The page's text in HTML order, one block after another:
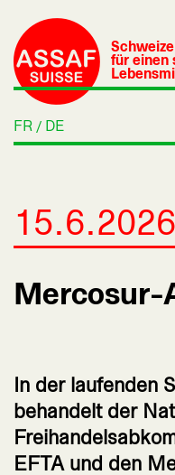
FR DE
für einen
15.6.2026
Mercosur-
In der laufenden
behandelt der
EFTA und den